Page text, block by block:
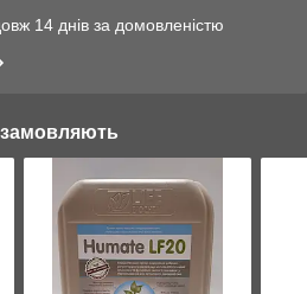
14 днів за домовленістю